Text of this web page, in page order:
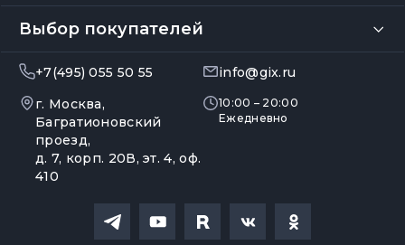
Выбор покупателей
+7(495) 055 50 55
info@gix.ru
г. Москва,
Багратионовский
проезд,
д. 7, корп. 20В, эт. 4, оф.
410
10:00 – 20:00
Ежедневно